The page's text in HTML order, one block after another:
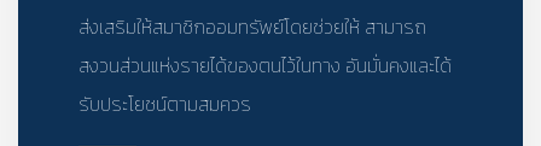
ส่งเสริมให้สมาชิกออมทรัพย์โดยช่วยให้ สามารถ
สงวนส่วนแห่งรายได้ของตนไว้ในทาง อันมั่นคงและได้
รับประโยชน์ตามสมควร